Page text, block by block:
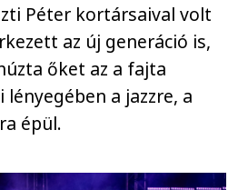
Péter kortársaival volt
az új generáció is,
őket az a fajta
lényegében a jazzre, a
épül.